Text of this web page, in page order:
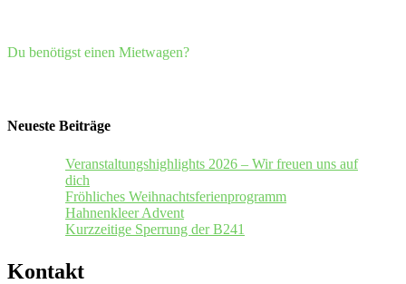
Du benötigst einen Mietwagen?
Neueste Beiträge
Veranstaltungshighlights 2026 – Wir freuen uns auf
dich
Fröhliches Weihnachtsferienprogramm
Hahnenkleer Advent
Kurzzeitige Sperrung der B241
Kontakt